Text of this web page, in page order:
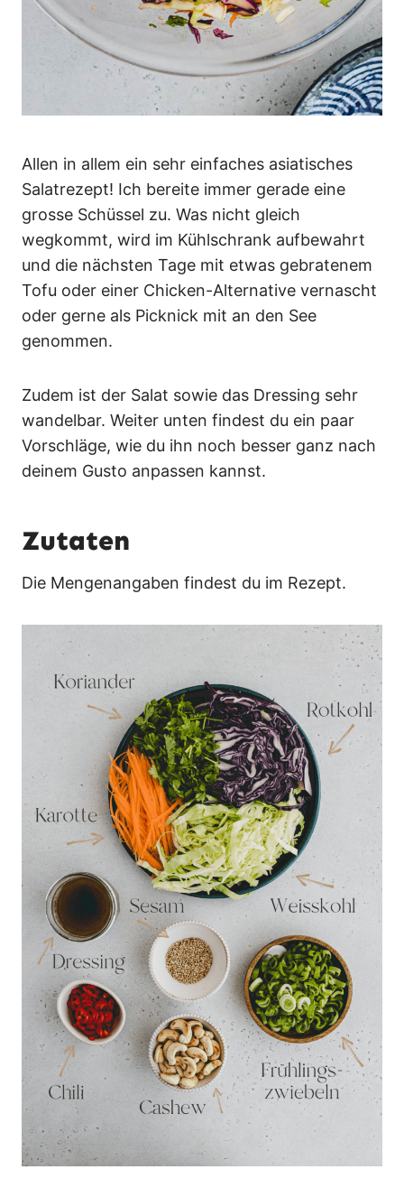
Allen in allem ein sehr einfaches asiatisches
Salatrezept! Ich bereite immer gerade eine
grosse Schüssel zu. Was nicht gleich
wegkommt, wird im Kühlschrank aufbewahrt
und die nächsten Tage mit etwas gebratenem
Tofu oder einer Chicken-Alternative vernascht
oder gerne als Picknick mit an den See
genommen.
Zudem ist der Salat sowie das Dressing sehr
wandelbar. Weiter unten findest du ein paar
Vorschläge, wie du ihn noch besser ganz nach
deinem Gusto anpassen kannst.
Zutaten
Die Mengenangaben findest du im Rezept.